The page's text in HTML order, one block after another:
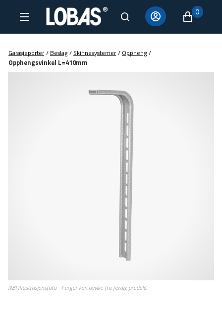
0
Garasjeporter / Beslag / Skinnesystemer / Oppheng /
Opphengsvinkel L=410mm